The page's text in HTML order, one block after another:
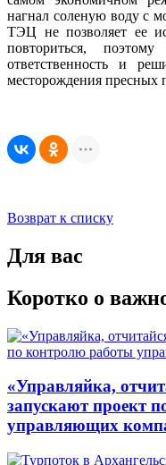
нагнал соленую воду с
ТЭЦ не позволяет ее
повториться,
ответственность и
месторождения пресных
Возврат к списку
Для вас
Коротко о
«Управляйка,
запускают проект
управляющих